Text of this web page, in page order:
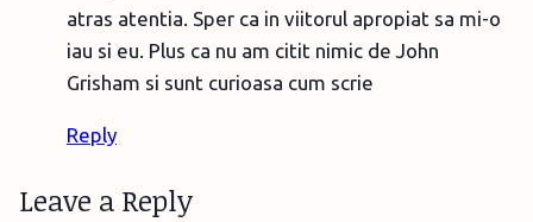
atras atentia. Sper ca in viitorul apropiat sa mi-o
iau si eu. Plus ca nu am citit nimic de John
Grisham si sunt curioasa cum scrie
Reply
Leave a Reply